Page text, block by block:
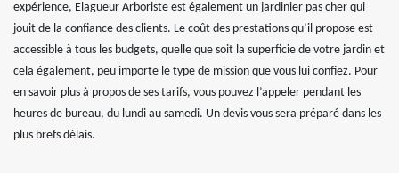
expérience, Elagueur Arboriste est également un jardinier pas cher qui
jouit de la confiance des clients. Le coût des prestations qu’il propose est
accessible à tous les budgets, quelle que soit la superficie de votre jardin et
cela également, peu importe le type de mission que vous lui confiez. Pour
en savoir plus à propos de ses tarifs, vous pouvez l’appeler pendant les
heures de bureau, du lundi au samedi. Un devis vous sera préparé dans les
plus brefs délais.